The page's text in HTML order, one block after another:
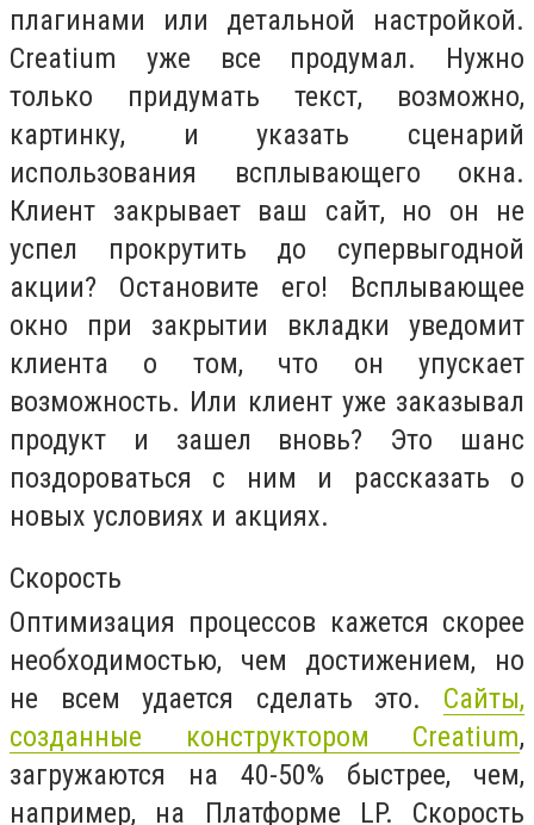
плагинами или детальной настройкой.
Creatium уже все продумал. Нужно
только придумать текст, возможно,
картинку, и указать сценарий
использования всплывающего окна.
Клиент закрывает ваш сайт, но он не
успел прокрутить до супервыгодной
акции? Остановите его! Всплывающее
окно при закрытии вкладки уведомит
клиента о том, что он упускает
возможность. Или клиент уже заказывал
продукт и зашел вновь? Это шанс
поздороваться с ним и рассказать о
новых условиях и акциях.
Скорость
Оптимизация процессов кажется скорее
необходимостью, чем достижением, но
не всем удается сделать это. Сайты,
созданные конструктором Creatium,
загружаются на 40-50% быстрее, чем,
например, на Платформе LP. Скорость